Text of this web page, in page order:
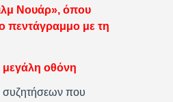
Νουάρ», όπου
πεντάγραμμο με τη
οθόνη
που